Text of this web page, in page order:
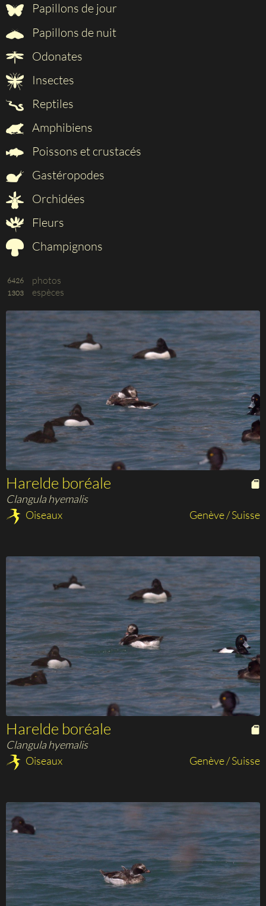
Papillons de jour
Papillons de nuit
Odonates
Insectes
Reptiles
Amphibiens
Poissons et crustacés
Gastéropodes
Orchidées
Fleurs
Champignons
6426 photos
1303 espèces
Harelde boréale
Clangula hyemalis
Oiseaux
Genève / Suisse
Harelde boréale
Clangula hyemalis
Oiseaux
Genève / Suisse